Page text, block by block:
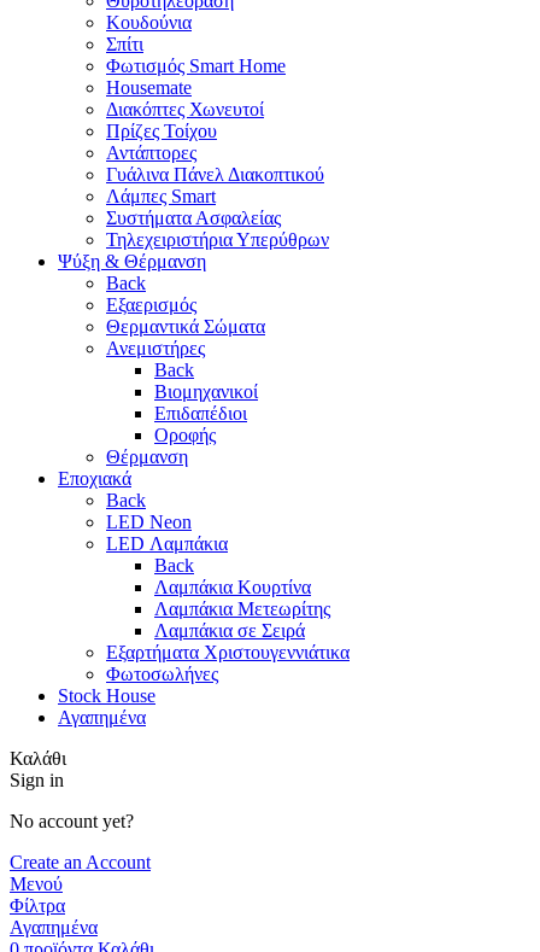
Κουδούνια
Σπίτι
Φωτισμός Smart Home
Housemate
Διακόπτες Χωνευτοί
Πρίζες Τοίχου
Αντάπτορες
Γυάλινα Πάνελ Διακοπτικού
Λάμπες Smart
Συστήματα Ασφαλείας
Τηλεχειριστήρια Υπερύθρων
Ψύξη & Θέρμανση
Back
Εξαερισμός
Θερμαντικά Σώματα
Ανεμιστήρες
Back
Βιομηχανικοί
Επιδαπέδιοι
Οροφής
Θέρμανση
Εποχιακά
Back
LED Neon
LED Λαμπάκια
Back
Λαμπάκια Κουρτίνα
Λαμπάκια Μετεωρίτης
Λαμπάκια σε Σειρά
Εξαρτήματα Χριστουγεννιάτικα
Φωτοσωλήνες
Stock House
Αγαπημένα
Καλάθι
Sign in
No account yet?
Create an Account
Μενού
Φίλτρα
Αγαπημένα